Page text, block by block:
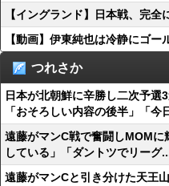
【イングランド】日本戦、完
【動画】伊東純也は冷静にゴ
つれさか
日本が北朝鮮に辛勝し二次予選
「おそろしい内容の後半」「今
遠藤がマンC戦で奮闘しMOM
している」「ダントツでリーグ
遠藤がマンCと引き分けた天王